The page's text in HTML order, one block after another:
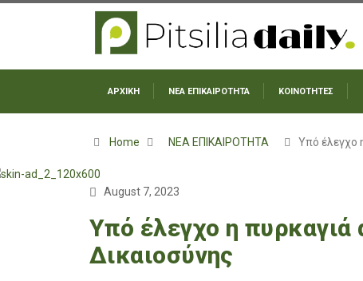
ΑΡΧΙΚΗ ΝΕΑ ΕΠΙΚΑΙΡΟΤΗΤΑ ΚΟΙΝΟΤΗΤΕΣ
Home ΝΕΑ ΕΠΙΚΑΙΡΟΤΗΤΑ Υπό έλεγχο
August 7, 2023
Υπό έλεγχο η πυρκαγιά
Δικαιοσύνης